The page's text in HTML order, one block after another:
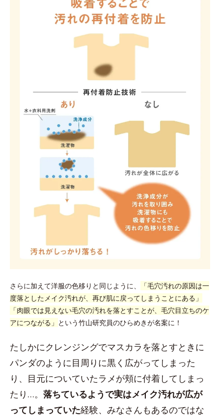
さらに加えて洋服の色移りと同じように、
「毛穴汚れの原因は一
度落としたメイク汚れが、再び肌に戻ってしまうことにある」
「肉眼では見えない毛穴の汚れを落とすことが、毛穴目立ちのケ
アにつながる」 という竹山研究員のひらめきが名案に！
たしかにクレンジングでマスカラを落とすときに
パンダのように目周りに黒く広がってしまった
り、目元についていたラメが頬に付着してしまっ
たり…。 落ちているようで実はメイク汚れが広が
ってしまっていた経験、みなさんもあるのではな